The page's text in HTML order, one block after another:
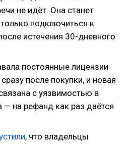
не идёт. Она станет
подключиться к
истечения 30-дневного
постоянные лицензии
после покупки, и новая
с уязвимостью в
— на рефанд как раз даётся
, что владельцы